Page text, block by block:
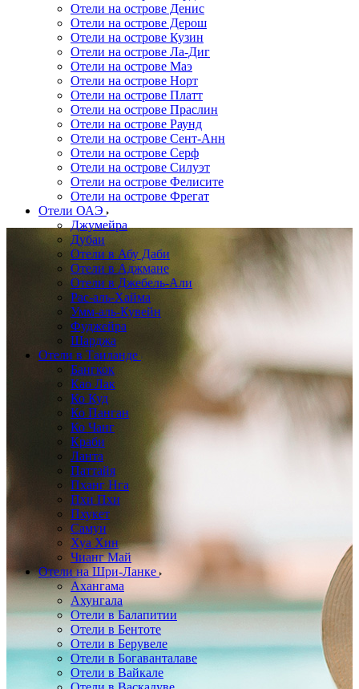
Отели на острове Денис
Отели на острове Дерош
Отели на острове Кузин
Отели на острове Ла-Диг
Отели на острове Маэ
Отели на острове Норт
Отели на острове Платт
Отели на острове Праслин
Отели на острове Раунд
Отели на острове Сент-Анн
Отели на острове Серф
Отели на острове Силуэт
Отели на острове Фелисите
Отели на острове Фрегат
Отели ОАЭ
Джумейра
Дубаи
Отели в Абу Даби
Отели в Аджмане
Отели в Джебель-Али
Рас-аль-Хайма
Умм-аль-Кувейн
Фуджейра
Шарджа
Отели в Таиланде
Бангкок
Као Лак
Ко Куд
Ко Панган
Ко Чанг
Краби
Ланта
Паттайя
Пханг Нга
Пхи Пхи
Пхукет
Самуи
Хуа Хин
Чианг Май
Отели на Шри-Ланке
Ахангама
Ахунгала
Отели в Балапитии
Отели в Бентоте
Отели в Берувеле
Отели в Богаванталаве
Отели в Вайкале